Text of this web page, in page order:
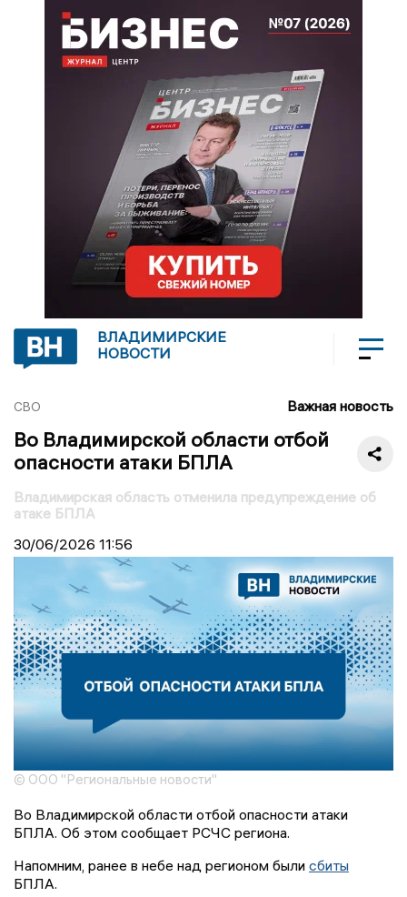
ВЛАДИМИРСКИЕ
НОВОСТИ
СВО Важная новость
Во Владимирской области отбой
опасности атаки БПЛА
Владимирская область отменила предупреждение об
атаке БПЛА
30/06/2026 11:56
© ООО "Региональные новости"
Во Владимирской области отбой опасности атаки
БПЛА. Об этом сообщает РСЧС региона.
Напомним, ранее в небе над регионом были сбиты
БПЛА.